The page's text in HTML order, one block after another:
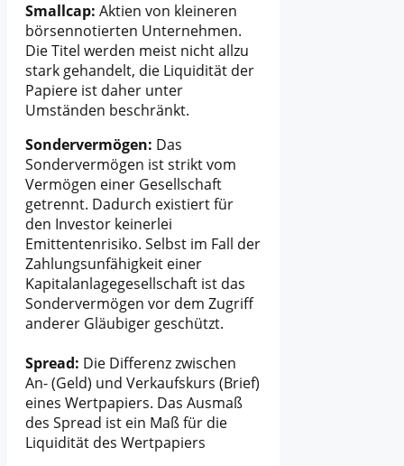
Smallcap: Aktien von kleineren
börsennotierten Unternehmen.
Die Titel werden meist nicht allzu
stark gehandelt, die Liquidität der
Papiere ist daher unter
Umständen beschränkt.
Sondervermögen: Das
Sondervermögen ist strikt vom
Vermögen einer Gesellschaft
getrennt. Dadurch existiert für
den Investor keinerlei
Emittentenrisiko. Selbst im Fall der
Zahlungsunfähigkeit einer
Kapitalanlagegesellschaft ist das
Sondervermögen vor dem Zugriff
anderer Gläubiger geschützt.
Spread: Die Differenz zwischen
An- (Geld) und Verkaufskurs (Brief)
eines Wertpapiers. Das Ausmaß
des Spread ist ein Maß für die
Liquidität des Wertpapiers